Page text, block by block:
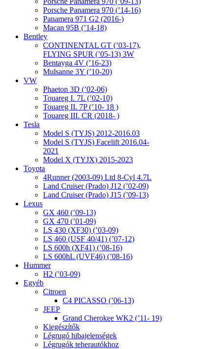
Porsche Panamera 970 (’14-16)
Panamera 971 G2 (2016-)
Macan 95B (’14-18)
Bentley
CONTINENTAL GT (’03-17),
FLYING SPUR (’05-13) 3W
Bentayga 4V (’16-23)
Mulsanne 3Y (’10-20)
VW
Phaeton 3D (’02-06)
Touareg I. 7L (’02-10)
Touareg II. 7P (’10- 18 )
Touareg III. CR (2018- )
Tesla
Model S (TYJS) 2012-2016.03
Model S (TYJS) Facelift 2016.04-
2021
Model X (TYJX) 2015-2023
Toyota
4Runner (2003-09) Ltd 8-Cyl 4.7L
Land Cruiser (Prado) J12 (’02-09)
Land Cruiser (Prado) J15 (’09-13)
Lexus
GX 460 (’09-13)
GX 470 (’01-09)
LS 430 (XF30) (’03-09)
LS 460 (USF 40/41) (’07-12)
LS 600h (XF41) (’08-16)
LS 600hL (UVF46) (’08-16)
Hummer
H2 (’03-09)
Egyéb
Citroen
C4 PICASSO (’06-13)
JEEP
Grand Cherokee WK2 (’11- 19)
Kiegészítők
Légrugó hibajelenségek
Légrugók teherautókhoz